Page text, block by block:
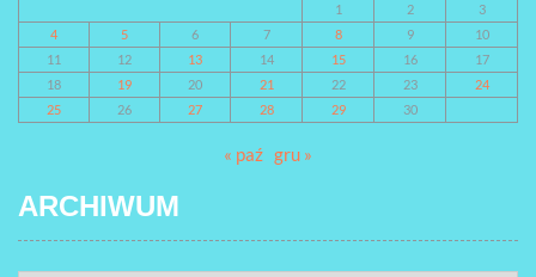
1
2
3
4
5 6 7 8 9
10
11
12 13 14 15 16
17
18
19 20 21 22 23
24
25
26 27 28 29 30
« paź gru »
ARCHIWUM